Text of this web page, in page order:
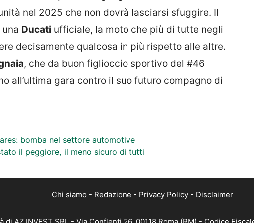
nel 2025 che non dovrà lasciarsi sfuggire. Il
Ducati ufficiale, la moto che più di tutte negli
decisamente qualcosa in più rispetto alle altre.
, che da buon figlioccio sportivo del #46
all’ultima gara contro il suo futuro compagno di
bomba nel settore automotive
il peggiore, il meno sicuro di tutti
Chi siamo - Redazione - Privacy Policy - Disclaimer